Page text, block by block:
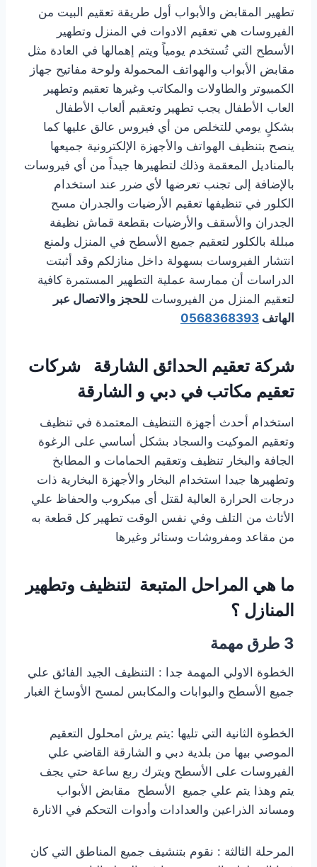
تطهير المقابض والأبواب أول طريقة تعقيم البيت من
الفيروسات هي تعقيم الادوات في المنزل وتطهير
الأسطح التي تُستخدم يومياً ويتم إهمالها في العادة مثل
مقابض الأبواب والهواتف المحمولة ولوحة مفاتيح جهاز
الكمبيوتر والطاولات والمكاتب وغيرها تعقيم وتطهير
العاب الأطفال يجب تطهير وتعقيم ألعاب الأطفال
بشكلٍ يومي للتخلص من أي فيروس عالق عليها كما
ينصح بتنظيف الهواتف والأجهزة الإلكترونية جميعها
بالمناديل المعقمة وذلك لتطهيرها جيداً من أي فيروسات
بالإضافة إلى تجنب تعرضها لأي ضرر عند استخدام
الكلور في تنظيفها تعقيم الأرضيات والجدران مسح
الجدران والأسقف والأرضيات بقطعة قماش نظيفة
مبللة بالكلور لتعقيم جميع الأسطح في المنزل ولمنع
انتشار الفيروسات بسهولة داخل منازلكم وقد أثبتت
الدراسات أن ممارسة عملية التطهير المستمرة كافية
لتعقيم المنزل من الفيروسات للحجز والاتصال عبر
الهاتف 0568368393
شركة تعقيم الحدائق الشارقة شركات
تعقيم مكاتب في دبي و الشارقة
استخدام أحدث أجهزة التنظيف المعتمدة في تنظيف
وتعقيم الموكيت والسجاد بشكل أساسي على الرغوة
الجافة والبخار تنظيف وتعقيم الحمامات و المطابخ
وتطهيرها جيدا استخدام البخار والأجهزة البخارية ذات
درجات الحرارة العالية لقتل أى ميكروب والحفاظ علي
الأثاث من التلف وفي نفس الوقت تطهير كل قطعة به
من مقاعد ومفروشات وستائر وغيرها
ما هي المراحل المتبعة لتنظيف وتطهير
المنازل ؟
3 طرق مهمة
الخطوة الاولي المهمة جدا : التنظيف الجيد الفائق علي
جميع الأسطح والبوابات والمكابس لمسح الأوساخ الغبار
الخطوة الثانية التي تليها :يتم يرش امحلول التعقيم
الموصي بيها من بلدية دبي و الشارقة القاضي علي
الفيروسات على الأسطح ويترك ربع ساعة حتي يجف
يتم وهذا يتم علي جميع الأسطح مقابض الأبواب
ومساند الذراعين والعدادات وأدوات التحكم في الانارة
المرحلة الثالثة : نقوم بتنشيف جميع المناطق التي كان